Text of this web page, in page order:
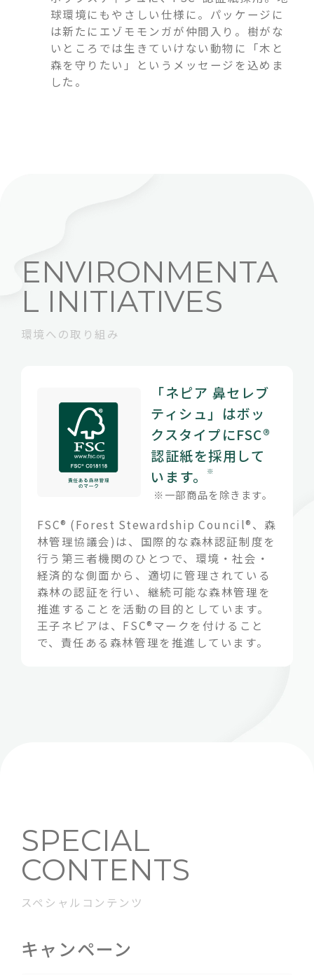
球環境にもやさしい仕様に。パッケージに
は新たにエゾモモンガが仲間入り。樹がな
いところでは生きていけない動物に「木と
森を守りたい」というメッセージを込めま
した。
ENVIRONMENTA
L INITIATIVES
環境への取り組み
「ネピア 鼻セレブ
ティシュ」はボッ
クスタイプにFSC®
認証紙を採用して
います。
※
※一部商品を除きます。
FSC® (Forest Stewardship Council®、森
林管理協議会)は、国際的な森林認証制度を
行う第三者機関のひとつで、環境・社会・
経済的な側面から、適切に管理されている
森林の認証を行い、継続可能な森林管理を
推進することを活動の目的としています。
王子ネピアは、FSC®マークを付けること
で、責任ある森林管理を推進しています。
SPECIAL
CONTENTS
スペシャルコンテンツ
キャンペーン